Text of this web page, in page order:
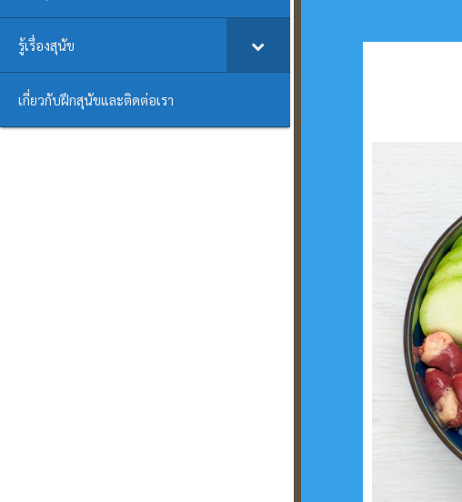
รู้เรื่องสุนัข
เกี่ยวกับฝึกสุนัขและติดต่อเรา